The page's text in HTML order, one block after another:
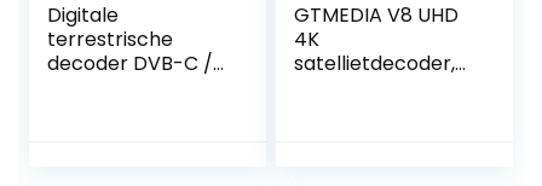
Digitale
terrestrische
decoder DVB-C /
GTMEDIA V8 UHD
4K
satellietdecoder,